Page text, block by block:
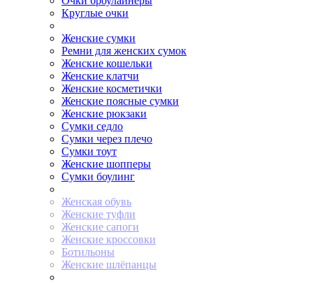
Круглые очки
Женские сумки
Ремни для женских сумок
Женские кошельки
Женские клатчи
Женские косметички
Женские поясные сумки
Женские рюкзаки
Сумки седло
Сумки через плечо
Сумки тоут
Женские шопперы
Сумки боулинг
Женская обувь
Женские туфли
Женские сапоги
Женские кроссовки
Ботильоны
Женские шлёпанцы